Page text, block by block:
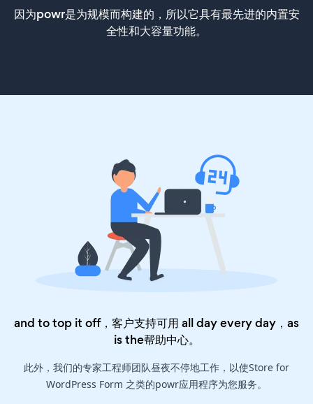
因为powr是为规模而构建的，所以它具有最先进的内置安
全性和大容量功能。
and to top it off，客户支持可用 all day every day，as
is the帮助中心。
此外，我们的专家工程师团队昼夜不停地工作，以使Store for
WordPress Form 之类的powr应用程序为您服务。